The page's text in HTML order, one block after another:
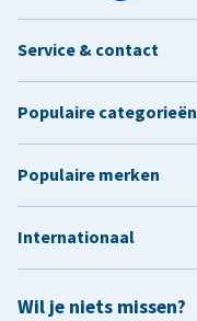
Wil je niets missen?
Service & contact
Populaire categorieën
Populaire merken
Internationaal